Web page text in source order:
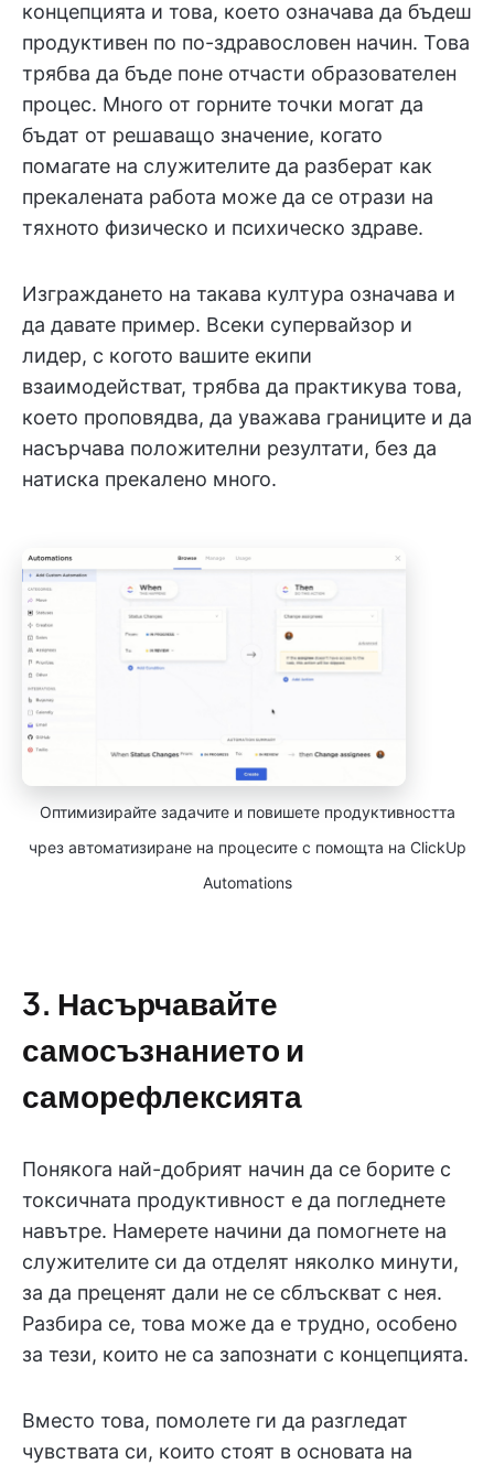
концепцията и това, което означава да бъдеш
продуктивен по по-здравословен начин. Това
трябва да бъде поне отчасти образователен
процес. Много от горните точки могат да
бъдат от решаващо значение, когато
помагате на служителите да разберат как
прекалената работа може да се отрази на
тяхното физическо и психическо здраве.
Изграждането на такава култура означава и
да давате пример. Всеки супервайзор и
лидер, с когото вашите екипи
взаимодействат, трябва да практикува това,
което проповядва, да уважава границите и да
насърчава положителни резултати, без да
натиска прекалено много.
Оптимизирайте задачите и повишете продуктивността
чрез автоматизиране на процесите с помощта на ClickUp
Automations
3. Насърчавайте
самосъзнанието и
саморефлексията
Понякога най-добрият начин да се борите с
токсичната продуктивност е да погледнете
навътре. Намерете начини да помогнете на
служителите си да отделят няколко минути,
за да преценят дали не се сблъскват с нея.
Разбира се, това може да е трудно, особено
за тези, които не са запознати с концепцията.
Вместо това, помолете ги да разгледат
чувствата си, които стоят в основата на